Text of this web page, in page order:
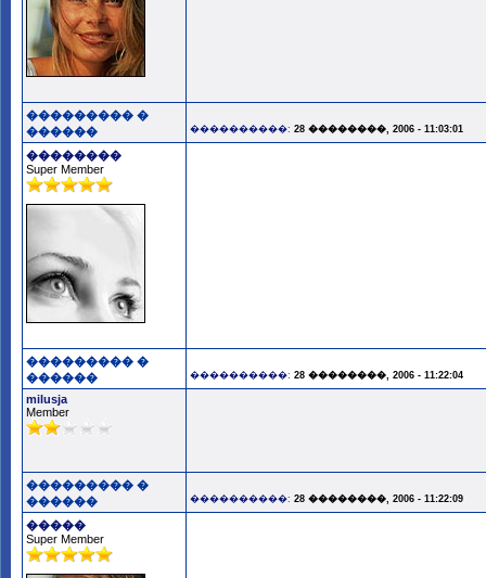
��������� �
������
����������: 28 ��������, 2006 - 11:03:01
��������
Super Member
��������� �
������
����������: 28 ��������, 2006 - 11:22:04
milusja
Member
��������� �
������
����������: 28 ��������, 2006 - 11:22:09
�����
Super Member